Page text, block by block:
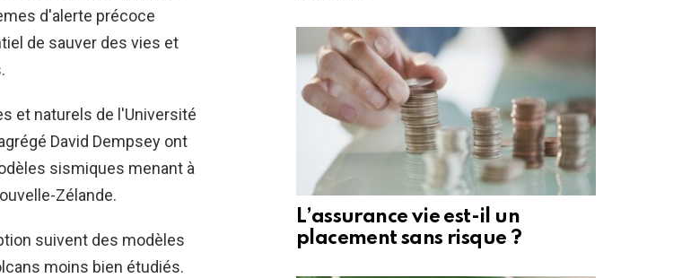
d'alerte précoce
de sauver des vies et
et naturels de l'Université
David Dempsey ont
sismiques menant à
Zélande.
suivent des modèles
moins bien étudiés.
L’assurance vie est-il un
placement sans risque ?